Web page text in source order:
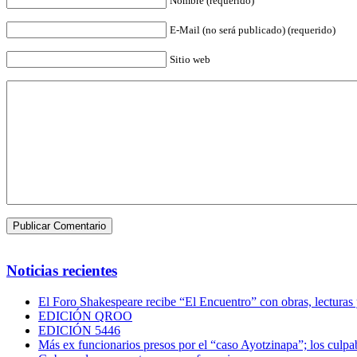
E-Mail (no será publicado) (requerido)
Sitio web
Noticias recientes
El Foro Shakespeare recibe “El Encuentro” con obras, lecturas
EDICIÓN QROO
EDICIÓN 5446
Más ex funcionarios presos por el “caso Ayotzinapa”; los